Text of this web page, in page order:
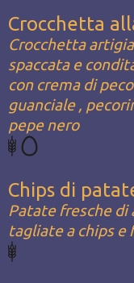
Crocchetta
Crocchetta
spaccata e
con crema di
guanciale ,
pepe nero
Chips di
Patate fresche di
tagliate a chips e